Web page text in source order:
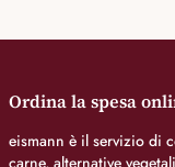
Ordina la spesa
eismann è il servizio di
carne, alternative